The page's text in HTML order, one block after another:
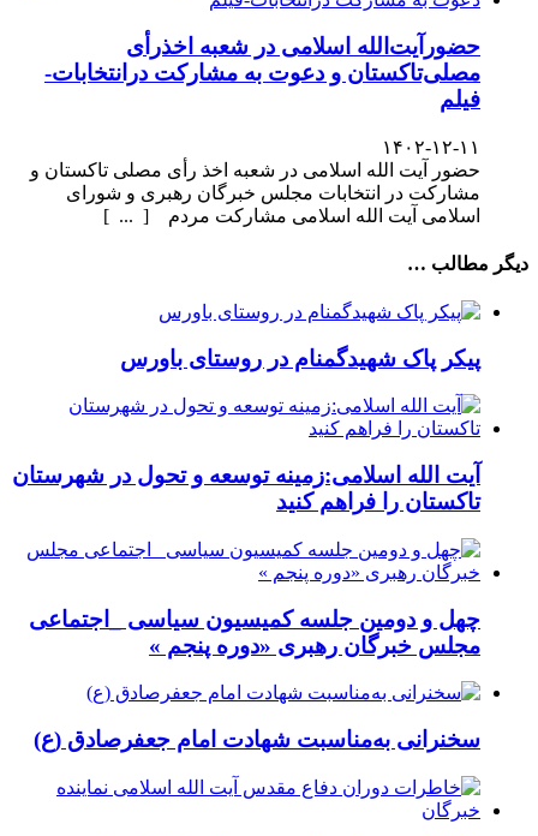
حضورآیت‌الله اسلامی در شعبه اخذرأی
مصلی‌تاکستان و دعوت به مشارکت درانتخابات-
فیلم
۱۴۰۲-۱۲-۱۱
حضور آیت الله اسلامی در شعبه اخذ رأی مصلی تاکستان و
مشارکت در انتخابات مجلس خبرگان رهبری و شورای
اسلامی آیت الله اسلامی مشارکت مردم [ ... ]
دیگر مطالب …
پیکر پاک شهیدگمنام در روستای باورس
آیت الله اسلامی:زمینه توسعه و تحول در شهرستان
تاکستان را فراهم کنید
چهل و دومین جلسه کمیسیون سیاسی _اجتماعی
مجلس خبرگان رهبری «دوره پنجم »
سخنرانی به‌مناسبت شهادت امام جعفرصادق (ع)